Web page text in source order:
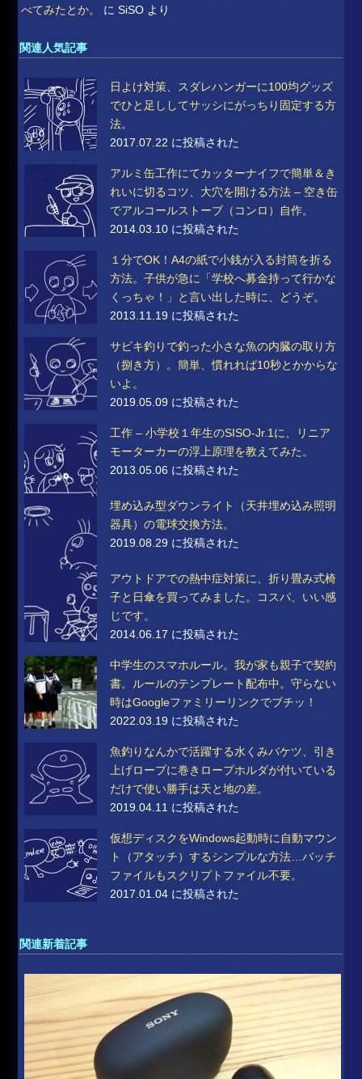
べてみたとか。
にSiSO より
関連人気記事
日よけ対策、スダレハンガーに100均グッズ
でひと足ししてサッシにがっちり固定する方
法。
2017.07.22 に投稿された
アルミ缶工作にてカッターナイフで簡単＆き
れいに切るコツ、大穴を開ける方法 – 空き缶
でアルコールストーブ（コンロ）自作。
2014.03.10 に投稿された
１分でOK！A4の紙で小銭が入る封筒を折る
方法。子供が急に「学校へ募金持って行かな
くっちゃ！」と言い出した時に、どうぞ。
2013.11.19 に投稿された
サビキ釣りで釣った小さな魚の内臓の取り方
（捌き方）。簡単、慣れれば10秒とかからな
いよ。
2019.05.09 に投稿された
工作 – 小学校１年生のSISO-Jr.1に、リニア
モーターカーの浮上原理を教えてみた。
2013.05.06 に投稿された
埋め込み型ダウンライト（天井埋め込み照明
器具）の電球交換方法。
2019.08.29 に投稿された
アウトドアでの熱中症対策に、折り畳み式椅
子と日傘を買ってみました。コスパ、いい感
じです。
2014.06.17 に投稿された
中学生のスマホルール。我が家も親子で契約
書。ルールのテンプレート配布中。守らない
時はGoogleファミリーリンクでブチッ！
2022.03.19 に投稿された
魚釣りなんかで活躍する水くみバケツ、引き
上げロープに巻きロープホルダが付いている
だけで使い勝手は天と地の差。
2019.04.11 に投稿された
仮想ディスクをWindows起動時に自動マウン
ト（アタッチ）するシンプルな方法…バッチ
ファイルもスクリプトファイル不要。
2017.01.04 に投稿された
関連新着記事